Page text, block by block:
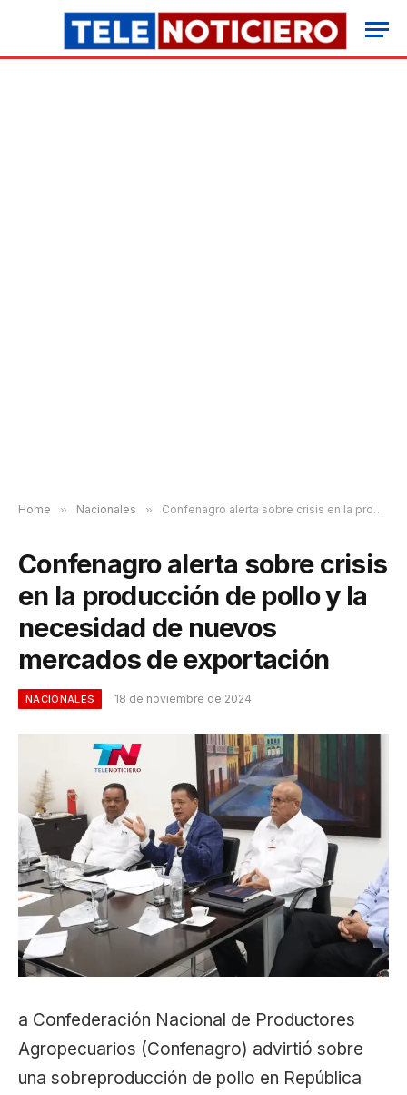
Home » Nacionales » Confenagro alerta sobre crisis en la producción de pollo y la necesidad de nuevos mercados de exportación
Confenagro alerta sobre crisis
en la producción de pollo y la
necesidad de nuevos
mercados de exportación
NACIONALES 18 de noviembre de 2024
a Confederación Nacional de Productores
Agropecuarios (Confenagro) advirtió sobre
una sobreproducción de pollo en República